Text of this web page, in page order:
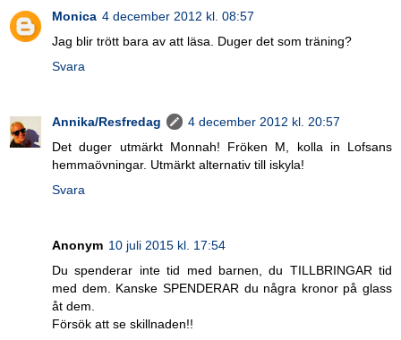
Monica 4 december 2012 kl. 08:57
Jag blir trött bara av att läsa. Duger det som träning?
Svara
Annika/Resfredag
4 december 2012 kl. 20:57
Det duger utmärkt Monnah! Fröken M, kolla in Lofsans
hemmaövningar. Utmärkt alternativ till iskyla!
Svara
Anonym 10 juli 2015 kl. 17:54
Du spenderar inte tid med barnen, du TILLBRINGAR tid
med dem. Kanske SPENDERAR du några kronor på glass
åt dem.
Försök att se skillnaden!!